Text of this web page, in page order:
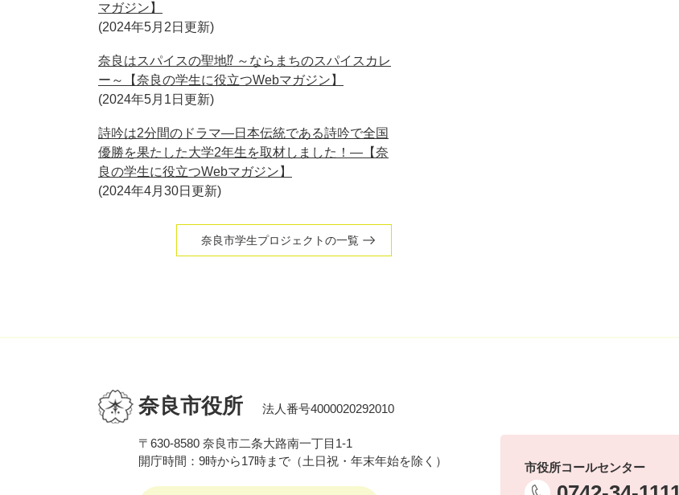
マガジン】
2024年5月2日更新
奈良はスパイスの聖地⁉ ～ならまちのスパイスカレ
ー～【奈良の学生に役立つWebマガジン】
2024年5月1日更新
詩吟は2分間のドラマ—日本伝統である詩吟で全国
優勝を果たした大学2年生を取材しました！—【奈
良の学生に役立つWebマガジン】
2024年4月30日更新
奈良市学生プロジェクトの一覧
奈良市役所 法人番号4000020292010
〒630-8580 奈良市二条大路南一丁目1-1
開庁時間：9時から17時まで（土日祝・年末年始を除く）
市役所コールセンター